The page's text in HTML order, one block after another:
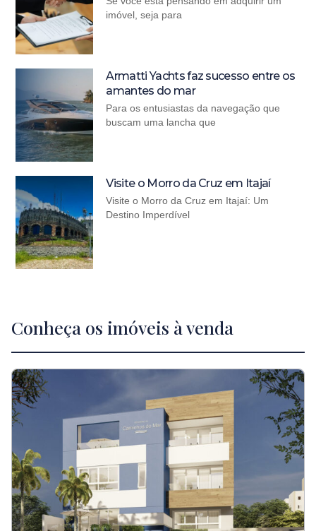
imóvel, seja para
Armatti Yachts faz sucesso entre os
amantes do mar
Para os entusiastas da navegação que
buscam uma lancha que
Visite o Morro da Cruz em Itajaí
Visite o Morro da Cruz em Itajaí: Um
Destino Imperdível
Conheça os imóveis à venda